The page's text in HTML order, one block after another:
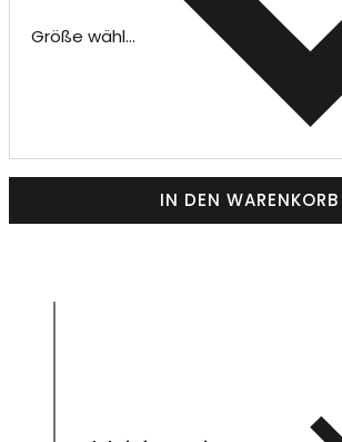
Größe wählen
IN DEN WARENKORB